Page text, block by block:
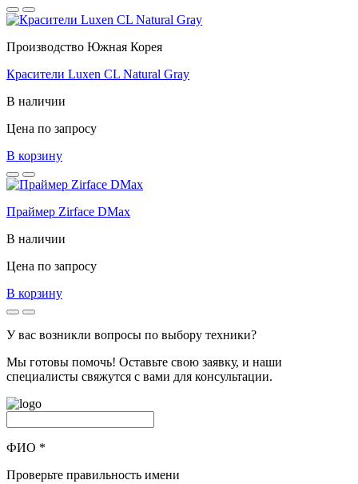
Производство Южная Корея
Красители Luxen CL Natural Gray
В наличии
Цена по запросу
В корзину
Праймер Zirface DMax
В наличии
Цена по запросу
В корзину
У вас возникли вопросы по выбору техники?
Мы готовы помочь! Оставьте свою заявку, и наши
специалисты свяжутся с вами для консультации.
ФИО *
Проверьте правильность имени